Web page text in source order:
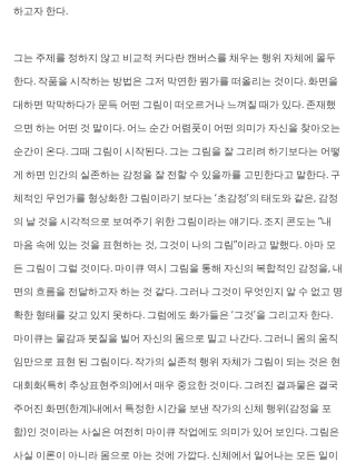
하고자 한다.
그는 주제를 정하지 않고 비교적 커다란 캔버스를 채우는 행위 자체에 몰두
한다. 작품을 시작하는 방법은 그저 막연한 뭔가를 떠올리는 것이다. 화면을
대하면 막막하다가 문득 어떤 그림이 떠오르거나 느껴질 때가 있다. 존재했
으면 하는 어떤 것 말이다. 어느 순간 어렴풋이 어떤 의미가 자신을 찾아오는
순간이 온다. 그때 그림이 시작된다. 그는 그림을 잘 그리려 하기보다는 어떻
게 하면 인간의 실존하는 감정을 잘 전할 수 있을까를 고민한다고 말한다. 구
체적인 무언가를 형상화한 그림이라기 보다는 ‘초감정’의 태도와 같은, 감정
의 날 것을 시각적으로 보여주기 위한 그림이라는 얘기다. 조지 콘도는 “내
마음 속에 있는 것을 표현하는 것, 그것이 나의 그림”이라고 말했다. 아마 모
든 그림이 그럴 것이다. 마이큐 역시 그림을 통해 자신의 복합적인 감정을, 내
면의 흐름을 전달하고자 하는 것 같다. 그러나 그것이 무엇인지 알 수 없고 명
확한 형태를 갖고 있지 못하다. 그럼에도 화가들은 ‘그것’을 그리고자 한다.
마이큐는 물감과 붓질을 빌어 자신의 몸으로 밀고 나간다. 그러니 몸의 움직
임만으로 표현 된 그림이다. 작가의 실존적 행위 자체가 그림이 되는 것은 현
대회화(특히 추상표현주의)에서 매우 중요한 것이다. 그려진 결과물은 결국
주어진 화면(한계)내에서 특정한 시간을 보낸 작가의 신체 행위(감정을 포
함)인 것이라는 사실은 여전히 마이큐 작업에도 의미가 있어 보인다. 그림은
사실 이론이 아니라 몸으로 아는 것에 가깝다. 신체에서 일어나는 모든 일이